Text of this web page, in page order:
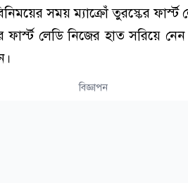
সময় ম্যাক্রোঁ তুরস্কের
লেডি নিজের হাত সরিয়ে
বিজ্ঞাপন